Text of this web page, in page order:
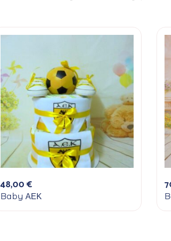
48,00€
Baby ΑΕΚ